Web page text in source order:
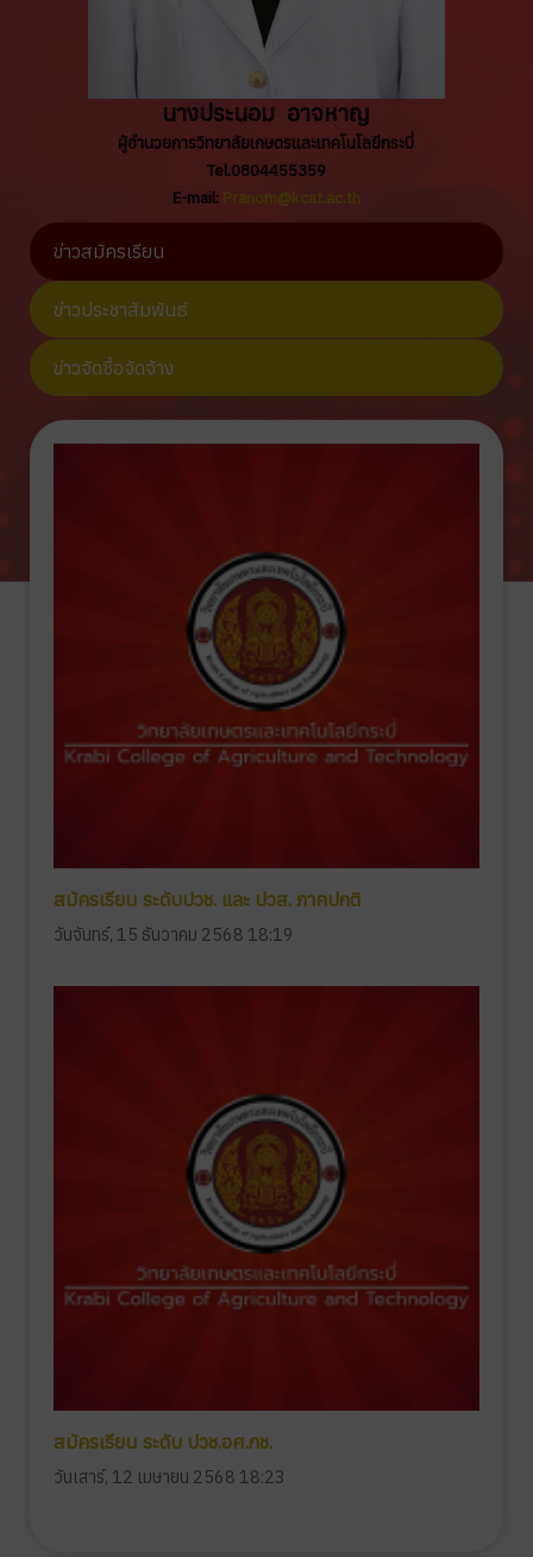
นางประนอม อาจหาญ
ผู้อำนวยการวิทยาลัยเกษตรและเทคโนโลยีกระบี่
Tel.0804455359
E-mail: Pranom@kcat.ac.th
ข่าวสมัครเรียน
ข่าวประชาสัมพันธ์
ข่าวจัดซื้อจัดจ้าง
สมัครเรียน ระดับปวช. และ ปวส. ภาคปกติ
วันจันทร์, 15 ธันวาคม 2568 18:19
สมัครเรียน ระดับ ปวช.อศ.กช.
วันเสาร์, 12 เมษายน 2568 18:23